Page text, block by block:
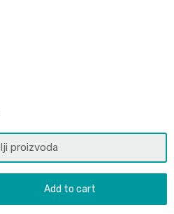
proizvoda
Add to cart